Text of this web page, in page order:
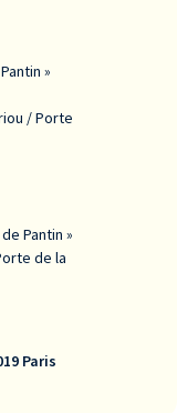
»
/ Porte
Pantin »
de la
Paris